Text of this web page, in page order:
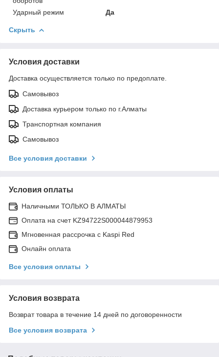
Ударный режим Да
Скрыть
Условия доставки
Доставка осуществляется только по предоплате.
Самовывоз
Доставка курьером только по г.Алматы
Транспортная компания
Самовывоз
Все условия доставки
Условия оплаты
Наличными ТОЛЬКО В АЛМАТЫ
Оплата на счет KZ94722S000044879953
Мгновенная рассрочка с Kaspi Red
Онлайн оплата
Все условия оплаты
Условия возврата
Возврат товара в течение 14 дней по договоренности
Все условия возврата